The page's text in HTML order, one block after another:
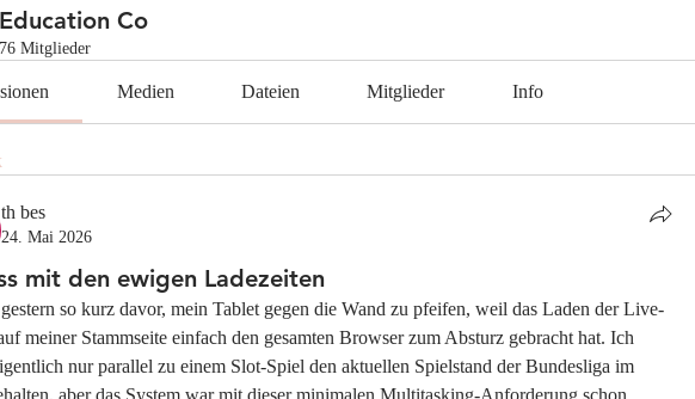
Co
76 Mitglieder
Medien Dateien Mitglieder Info
th bes
24. Mai 2026
mit den ewigen Ladezeiten
so kurz davor, mein Tablet gegen die Wand zu pfeifen, weil das Laden der Live-
meiner Stammseite einfach den gesamten Browser zum Absturz gebracht hat. Ich
nur parallel zu einem Slot-Spiel den aktuellen Spielstand der Bundesliga im
aber das System war mit dieser minimalen Multitasking-Anforderung schon